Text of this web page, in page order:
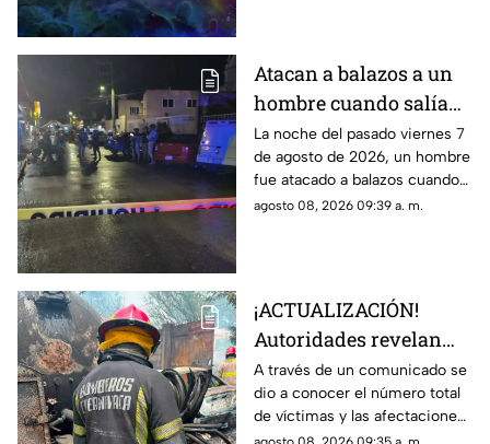
Atacan a balazos a un
hombre cuando salía
de una iglesia en
Cuautla, ¿cuál es su
estado de salud?
La noche del pasado viernes 7
de agosto de 2026, un hombre
fue atacado a balazos cuando
salía de una iglesia. Los hechos
agosto 08, 2026 09:39 a. m.
¡ACTUALIZACIÓN!
Autoridades revelan
nueva información tras
la explosión de la pipa
de gas LP en
A través de un comunicado se
dio a conocer el número total
de víctimas y las afectaciones
tras el siniestro.